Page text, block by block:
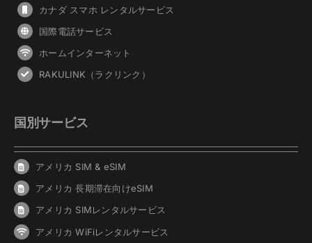
カナダ スマホ レンタルサービス
国際電話サービス
ホームインターネット
RAKULINK（ラクリンク）
国別サービス
アメリカ SIM & eSIM
アメリカ 長期滞在向けeSIM
アメリカ SIMレンタルサービス
アメリカ WiFiレンタルサービス